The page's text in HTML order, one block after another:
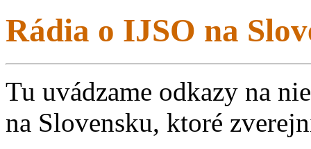
Rádia o IJSO na
Tu uvádzame odkazy na
na Slovensku, ktoré